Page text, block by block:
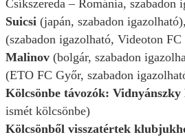
Csíkszereda – Románia, szabadon
Suicsi (japán, szabadon igazolható),
(szabadon igazolható, Videoton FC
Malinov (bolgár, szabadon
(ETO FC Győr, szabadon
Kölcsönbe távozók: Vidnyánszky
ismét kölcsönbe)
Kölcsönből visszatértek